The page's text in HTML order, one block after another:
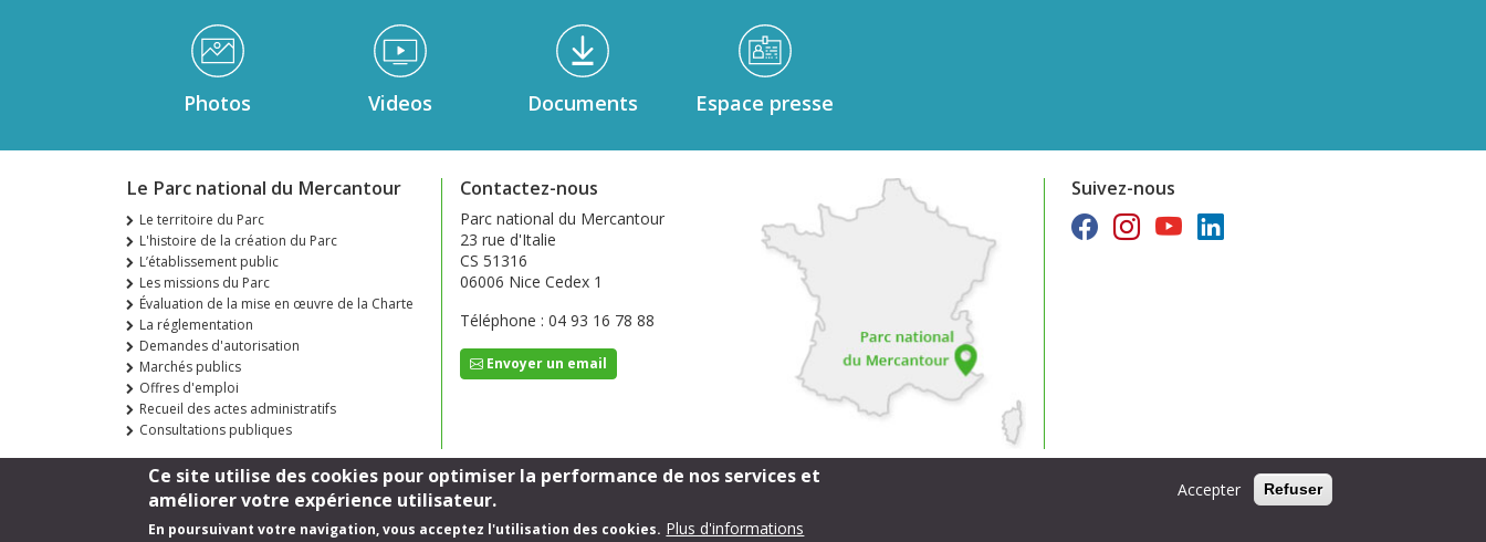
Médiathèque Footer
Photos Videos Documents Espace presse
Le Parc national du Mercantour
Le territoire du Parc
L'histoire de la création du Parc
L’établissement public
Les missions du Parc
Évaluation de la mise en œuvre de la Charte
La réglementation
Demandes d'autorisation
Marchés publics
Offres d'emploi
Recueil des actes administratifs
Consultations publiques
Contactez-nous
Parc national du Mercantour
23 rue d'Italie
CS 51316
06006 Nice Cedex 1
Téléphone : 04 93 16 78 88
Envoyer un email
Suivez-nous
Footer
Mentions légales
Ce site utilise des cookies pour optimiser la performance de nos services et
améliorer votre expérience utilisateur.
En poursuivant votre navigation, vous acceptez l'utilisation des cookies. Plus d'informations
Accepter Refuser